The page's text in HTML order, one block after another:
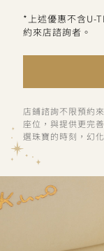
*上述優惠不含U-
約來店諮詢者。
店鋪諮詢不限預約
座位，與提供更完
選珠寶的時刻，幻